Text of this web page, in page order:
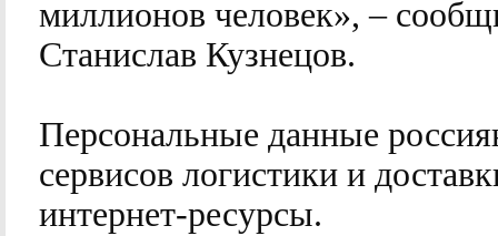
миллионов человек», –
Станислав Кузнецов.
Персональные данные
сервисов логистики и
интернет-ресурсы.